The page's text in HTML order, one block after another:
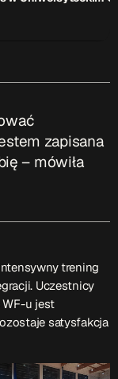
zapisana
– mówiła
trening
Uczestnicy
WF-u jest
satysfakcja